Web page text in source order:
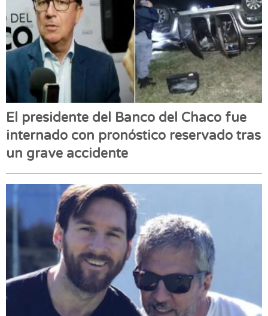
El presidente del Banco del Chaco fue
internado con pronóstico reservado tras
un grave accidente